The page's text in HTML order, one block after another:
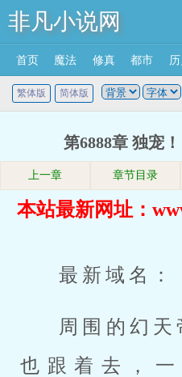
非凡小说网
首页 魔法 修真 都市 历
繁体版 简体版
第6888章 独宠
上一章 章节目录
本站最新网址：
最新域名：
周围的幻天
也跟着去，